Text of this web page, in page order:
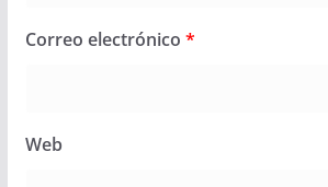
Correo electrónico *
Web